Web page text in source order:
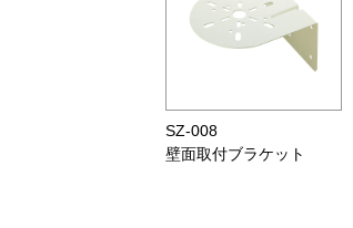
SZ-008
壁面取付ブラケット